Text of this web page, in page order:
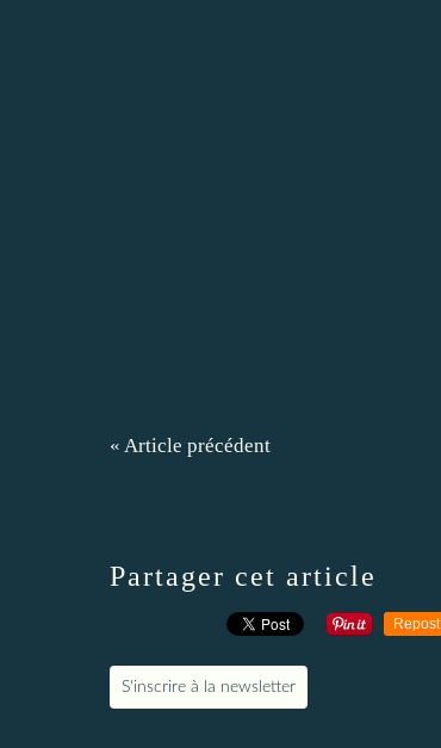
« Article précédent
Partager cet article
Repost
S'inscrire à la newsletter